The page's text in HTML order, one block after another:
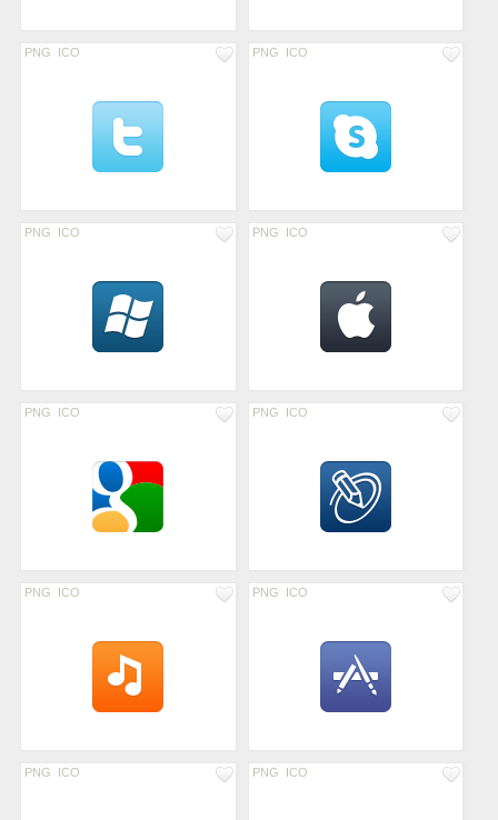
PNG ICO PNG ICO
PNG ICO PNG ICO
PNG ICO PNG ICO
PNG ICO PNG ICO
PNG ICO PNG ICO